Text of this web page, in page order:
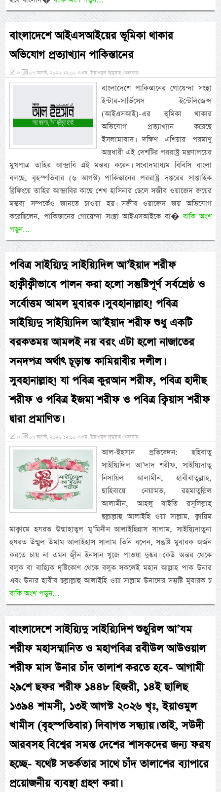
বাংলাদেশে আইএসআইয়ের ভূমিকা থাকার
অভিযোগ প্রত্যাখ্যান পাকিস্তানের
» ০৭ আগস্ট, ২০২৬ ১২:০০ এএম, ইয়াওমুল জুমুয়াহ (শুক্রবার)
বাংলাদেশে পাকিস্তানের গোয়েন্দা সংস্থা
ইন্টার-সার্ভিসেস ইন্টেলিজেন্স
(আইএসআই)-এর ভূমিকা থাকার
অভিযোগ প্রত্যাখ্যান করেছে
ইসলামাবাদ। দক্ষিণ এশিয়ার পরমাণু
অস্ত্রধারী এই দেশটির পররাষ্ট্র মন্ত্রণালয়ের
মুখপাত্র তাহির আন্দ্রাবি এই মন্তব্য করেন। সংবাদমাধ্যম বিবিসি বাংলা
বলছে, বৃহস্পতিবার (৬ আগস্ট) পাকিস্তানের পররাষ্ট্র দপ্তরের সাপ্তাহিক
ব্রিফিংয়ে তাহির আন্দ্রাবির কাছে শেখ হাসিনার ছেলে সজীব ওয়াজেদ জয়ের
মন্তব্য সম্পর্কেও জানতে চাওয়া হয়। সজীব ওয়াজেদ জয় অভিযোগ
করেছিলেন, পাকিস্তানের গোয়েন্দা সংস্থা আইএসআইকে বা�বাকি অংশ
পড়ুন...
পবিত্র সাইয়্যিদু সাইয়্যিদিল আ’ইয়াদ শরীফ
হাক্বীক্বীভাবে পালন করা হলো সন্তুষ্টিপূর্ণ সর্বশ্রেষ্ঠ ও
সর্বোত্তম আমল মুবারক। সুবহানাল্লাহ! পবিত্র
সাইয়্যিদু সাইয়্যিদিল আ’ইয়াদ শরীফ শুধু একটি
বরকতময় আমলই নয় বরং এটা হলো নাজাতের
সনদপত্র অর্থাৎ চূড়ান্ত কামিয়াবীর দলীল।
সুবহানাল্লাহ! যা পবিত্র কুরআন শরীফ, পবিত্র হাদীছ
শরীফ ও পবিত্র ইজমা শরীফ ও পবিত্র ক্বিয়াস শরীফ
দ্বারা প্রমাণিত।
» ০৭ আগস্ট, ২০২৬ ১২:০০ এএম, ইয়াওমুল জুমুয়াহ (শুক্রবার)
আল-ইহসান প্রতিবেদন: ছহিবাতু
সাইয়্যিদিল আ’দাদ শরীফ, সাইয়্যিদাতু
নিসায়িল আলামীন, হাবীবাতুল্লাহ,
ছাহিবায়ে নেয়ামত, রহমাতুল্লিল
আলামীন, আহলু বাইতি রসূলিল্লাহ
ছল্লাল্লাহু আলাইহি ওয়া সাল্লাম, ক্বায়িম
মাক্বামে হযরত উম্মাহাতুল মু’মিনীন আলাইহিন্নাস সালাম, সাইয়্যিদাতুনা
হযরত উম্মুল উমাম আলাইহাস সালাম তিনি বলেন, সন্তুষ্টি মুবারক অর্জন
করতে চায় না এমন জ্বীন ইনসান খুজে পাওয়া দুষ্কর। কেউ অন্তর থেকে
বলুক বা বাহ্যিক দৃষ্টিকোণ থেকে বলুক সকলেই মহান আল্লাহ পাক উনার
এবং উনার হাবীব ছল্লাল্লাহু আলাইহি ওয়া সাল্লাম উনাদের সন্তুষ্টি মুবারক চ
বাকি অংশ পড়ুন...
বাংলাদেশে সাইয়্যিদু সাইয়্যিদিশ শুহূরিল আ’যম
শরীফ মহাসম্মানিত ও মহাপবিত্র রবীউল আউওয়াল
শরীফ মাস উনার চাঁদ তালাশ করতে হবে- আগামী
২৯শে ছফর শরীফ ১৪৪৮ হিজরী, ১৪ই ছালিছ
১৩৯৪ শামসী, ১৩ই আগস্ট ২০২৬ খৃঃ, ইয়াওমুল
খামীস (বৃহস্পতিবার) দিবাগত সন্ধ্যায়। তাই, সউদী
আরবসহ বিশ্বের সমস্ত দেশের শাসকদের জন্য ফরয
হচ্ছে- যথেষ্ট সতর্কতার সাথে চাঁদ তালাশের ব্যাপারে
প্রয়োজনীয় ব্যবস্থা গ্রহণ করা।